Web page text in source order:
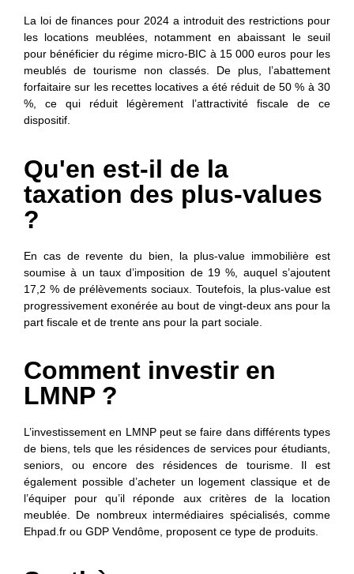
La loi de finances pour 2024 a introduit des restrictions pour
les locations meublées, notamment en abaissant le seuil
pour bénéficier du régime micro-BIC à 15 000 euros pour les
meublés de tourisme non classés. De plus, l’abattement
forfaitaire sur les recettes locatives a été réduit de 50 % à 30
%, ce qui réduit légèrement l’attractivité fiscale de ce
dispositif.
Qu'en est-il de la
taxation des plus-values
?
En cas de revente du bien, la plus-value immobilière est
soumise à un taux d’imposition de 19 %, auquel s’ajoutent
17,2 % de prélèvements sociaux. Toutefois, la plus-value est
progressivement exonérée au bout de vingt-deux ans pour la
part fiscale et de trente ans pour la part sociale.
Comment investir en
LMNP ?
L’investissement en LMNP peut se faire dans différents types
de biens, tels que les résidences de services pour étudiants,
seniors, ou encore des résidences de tourisme. Il est
également possible d’acheter un logement classique et de
l’équiper pour qu’il réponde aux critères de la location
meublée. De nombreux intermédiaires spécialisés, comme
Ehpad.fr ou GDP Vendôme, proposent ce type de produits.